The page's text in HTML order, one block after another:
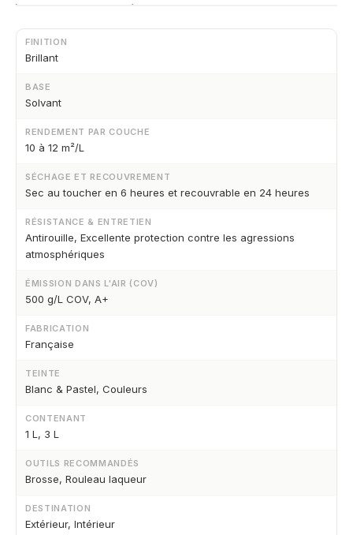
FINITION
Brillant
BASE
Solvant
RENDEMENT PAR COUCHE
10 à 12 m²/L
SÉCHAGE ET RECOUVREMENT
Sec au toucher en 6 heures et recouvrable en 24 heures
RÉSISTANCE & ENTRETIEN
Antirouille, Excellente protection contre les agressions
atmosphériques
ÉMISSION DANS L'AIR (COV)
500 g/L COV, A+
FABRICATION
Française
TEINTE
Blanc & Pastel, Couleurs
CONTENANT
1 L, 3 L
OUTILS RECOMMANDÉS
Brosse, Rouleau laqueur
DESTINATION
Extérieur, Intérieur